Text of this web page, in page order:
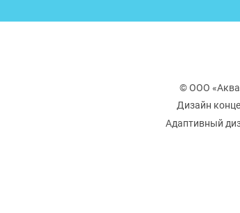
© ООО
Дизайн
Адаптивный